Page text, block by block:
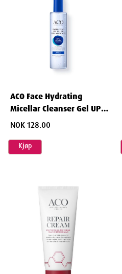
ACO Face Hydrating
Micellar Cleanser Gel UP
200 ml
NOK 128.00
Kjøp